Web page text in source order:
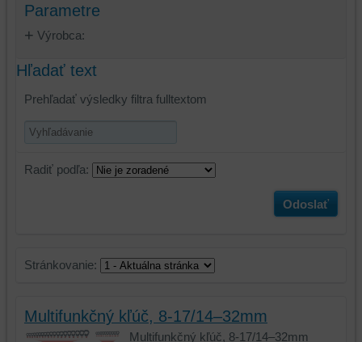
Parametre
Výrobca:
Hľadať text
Prehľadať výsledky filtra fulltextom
Radiť podľa:
Odoslať
Stránkovanie:
Multifunkčný kľúč, 8-17/14–32mm
Multifunkčný kľúč, 8-17/14–32mm